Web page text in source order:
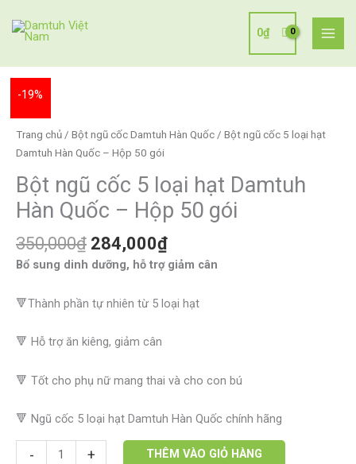
0₫
-19%
Trang chủ / Bột ngũ cốc Damtuh Hàn Quốc / Bột ngũ cốc 5 loại hạt
Damtuh Hàn Quốc – Hộp 50 gói
Bột ngũ cốc 5 loại hạt Damtuh
Hàn Quốc – Hộp 50 gói
350,000₫
là:
350,000₫.
284,000₫
tại
Bổ sung dinh dưỡng, hỗ trợ giảm cân
🔻Thành phần tự nhiên từ 5 loại hạt
🔻 Hỗ trợ ăn kiêng, giảm cân
🔻 Tốt cho phụ nữ mang thai và cho con bú
🔻 Ngũ cốc 5 loại hạt Damtuh Hàn Quốc chính hãng
-
Bột
cốc
5
hạt
Damtuh
Hàn
Quốc
-
gói
lượng
+ THÊM VÀO GIỎ HÀNG